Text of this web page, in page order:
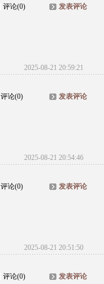
评论(0) 发表评论
2025-08-21 20:59:21
评论(0) 发表评论
2025-08-21 20:54:46
评论(0) 发表评论
2025-08-21 20:51:50
评论(0) 发表评论